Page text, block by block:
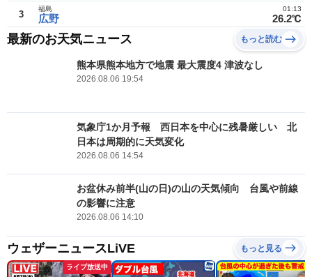
3 広野
福島
26.2℃
01:13
最新のお天気ニュース もっと読む
熊本県熊本地方で地震 最大震度4 津波なし
2026.08.06 19:54
気象庁1か月予報 西日本を中心に残暑厳しい 北
日本は周期的に天気変化
2026.08.06 14:54
お盆休み前半(山の日)の山の天気傾向 台風や前線
の影響に注意
2026.08.06 14:10
ウェザーニュースLiVE もっと見る
ライブ放送中